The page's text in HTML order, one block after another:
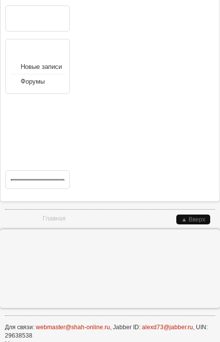
Новые записи
Форумы
Главная ▲ Вверх
Для связи: webmaster@shah-online.ru, Jabber ID: alexd73@jabber.ru, UIN:
29638538